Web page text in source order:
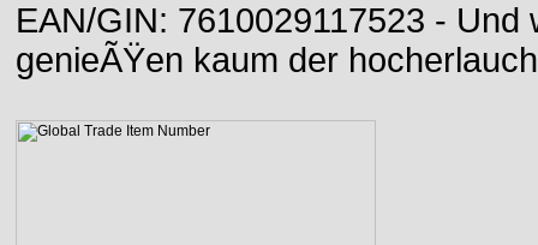
EAN/GIN: 7610029117523 -
genieÃŸen kaum der